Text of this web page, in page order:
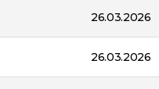
26.03.2026
26.03.2026